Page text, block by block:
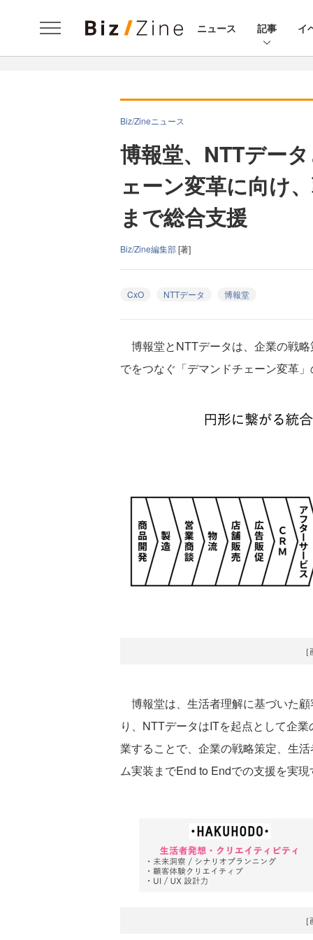
ニュース 記事 イ
Biz/Zineニュース
博報堂、NTTデー
ェーン変革に向け
まで総合支援
Biz/Zine編集部[著]
CxO NTTデータ 博報堂
博報堂とNTTデータは、企業の戦
でをつなぐ「デマンドチェーン変革
博報堂は、生活者理解に基づいた
り、NTTデータはITを起点として企
業することで、企業の戦略策定、生
ム実装までEnd to Endでの支援を実